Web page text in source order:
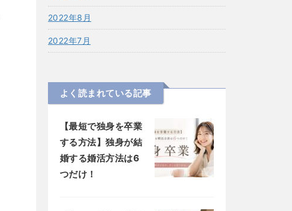
2022年8月
2022年7月
よく読まれている記事
【最短で独身を卒業
する方法】独身が結
婚する婚活方法は6
つだけ！